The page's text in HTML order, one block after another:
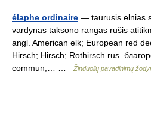
élaphe ordinaire — taurusis elnias
vardynas taksono rangas rūšis
angl. American elk; European red
Hirsch; Hirsch; Rothirsch rus.
commun;… …
Žinduolių pavadinimų